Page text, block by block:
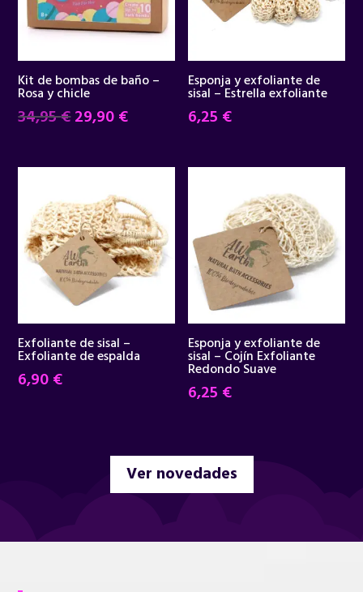
Kit de bombas de baño –
Rosa y chicle
34,95€El
34,95 €.
29,90€El
29,90 €.
Esponja y exfoliante de
sisal – Estrella exfoliante
6,25 €
Exfoliante de sisal –
Exfoliante de espalda
6,90€
Esponja y exfoliante de
sisal – Cojín Exfoliante
Redondo Suave
6,25 €
Ver novedades